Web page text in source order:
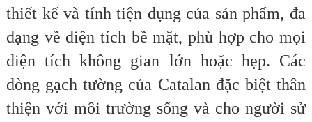
thiết kế và tính tiện dụng của sản phẩm, đa
dạng về diện tích bề mặt, phù hợp cho mọi
diện tích không gian lớn hoặc hẹp. Các
dòng gạch tường của Catalan đặc biệt thân
thiện với môi trường sống và cho người sử